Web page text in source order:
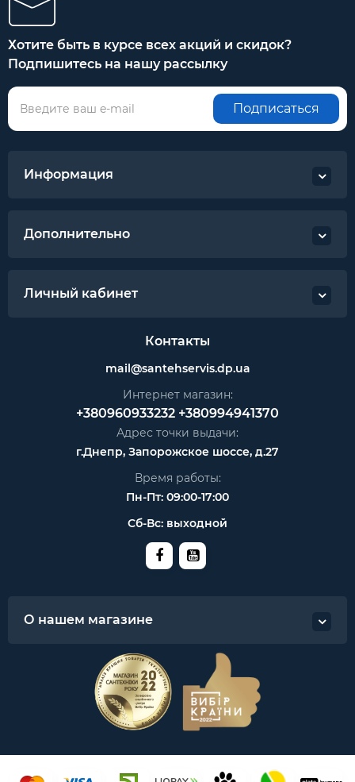
Хотите быть в курсе всех акций и скидок?
Подпишитесь на нашу рассылку
Подписаться
Информация
Дополнительно
Личный кабинет
Контакты
mail@santehservis.dp.ua
Интернет магазин:
+380960933232 +380994941370
Адрес точки выдачи:
г.Днепр, Запорожское шоссе, д.27
Время работы:
Пн-Пт: 09:00-17:00
Сб-Вс: выходной
О нашем магазине